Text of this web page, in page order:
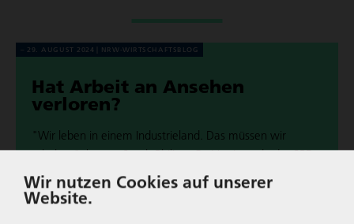
29. AUGUST 2024 NRW-WIRT­SCHAFTS­BLOG
Hat Arbeit an Ansehen
verloren?
"Wir leben in einem Indus­trie­land. Das müssen wir
erhalten", betont Sarah Philipp, Co-Vor­sit­zende der SPD
NRW, im Blog.
Wei­ter­le­sen
Wir nutzen Cookies auf unserer
Website.